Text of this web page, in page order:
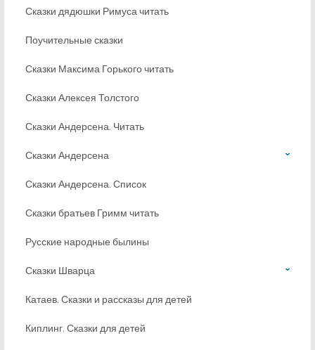
Сказки дядюшки Римуса читать
Поучительные сказки
Сказки Максима Горького читать
Сказки Алексея Толстого
Сказки Андерсена. Читать
Сказки Андерсена
Сказки Андерсена. Список
Сказки братьев Гримм читать
Русские народные былины
Сказки Шварца
Катаев. Сказки и рассказы для детей
Киплинг. Сказки для детей